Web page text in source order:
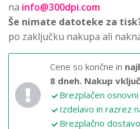
na info@300dpi.com
Še nimate datoteke za
po zaključku nakupa ali
Cene so končne in
8 dneh. Nakup
Brezplačen
Izdelavo in razrez
Brezplačno